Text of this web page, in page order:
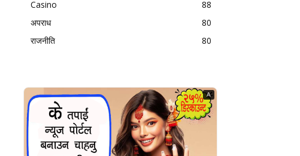
Casino
88
अपराध
80
राजनीति
80
A